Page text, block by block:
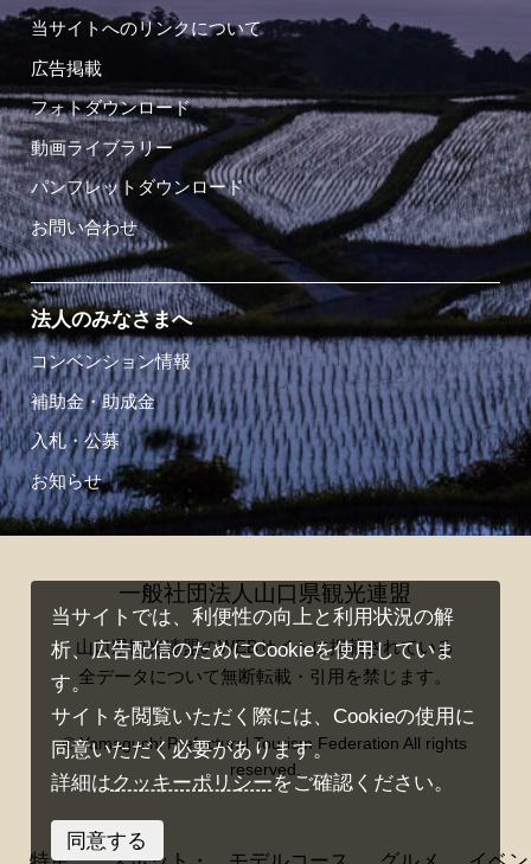
当サイトへのリンクについて
広告掲載
フォトダウンロード
動画ライブラリー
パンフレットダウンロード
お問い合わせ
法人のみなさまへ
コンベンション情報
補助金・助成金
入札・公募
お知らせ
一般社団法人山口県観光連盟
山口県観光連盟のWEBサイトに掲載されている
全データについて無断転載・引用を禁じます。
© Yamaguchi Prefectural Tourism Federation All rights
reserved.
当サイトでは、利便性の向上と利用状況の解
析、広告配信のためにCookieを使用していま
す。
サイトを閲覧いただく際には、Cookieの使用に
同意いただく必要があります。
詳細はクッキーポリシーをご確認ください。
同意する